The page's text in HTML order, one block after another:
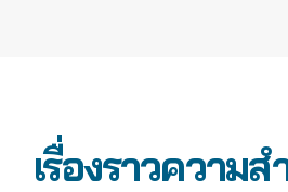
เรื่องราวความส